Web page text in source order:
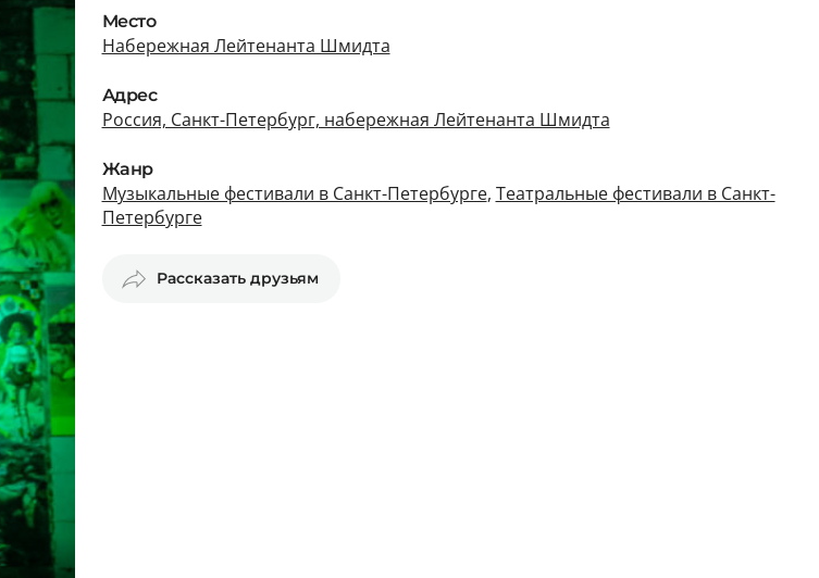
Место
Набережная Лейтенанта Шмидта
Адрес
Россия, Санкт-Петербург, набережная Лейтенанта Шмидта
Жанр
Музыкальные фестивали в Санкт-Петербурге, Театральные фестивали в Санкт-
Петербурге
Рассказать друзьям